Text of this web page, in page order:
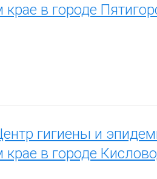
в городе
гигиены и
в городе